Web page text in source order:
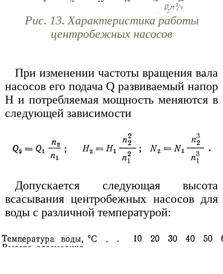
Рис. 13. Характеристика работы
центробежных насосов
При изменении частоты вращения вала
насосов его подача Q развиваемый напор
Н и потребляемая мощность меняются в
следующей зависимости
Допускается следующая высота
всасывания центробежных насосов для
воды с различной температурой: